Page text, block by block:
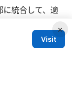
統合して、適
×
Visit